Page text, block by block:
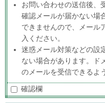
お問い合わせの送信後、
確認メールが届かない場
できませんので、メール
入ください。
迷惑メール対策などの設
ない場合があります。ド
のメールを受信できるよ
確認欄